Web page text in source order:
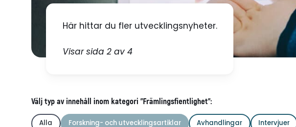
Här hittar du fler utvecklingsnyheter.
Visar sida 2 av 4
Välj typ av innehåll inom kategori "Främlingsfientlighet":
Alla Forskning- och utvecklingsartiklar Avhandlingar Intervjuer